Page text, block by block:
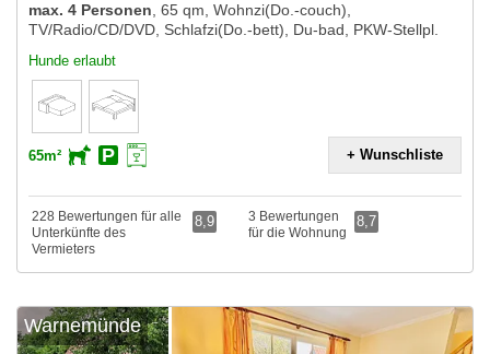
max. 4 Personen 65 qm, Wohnzi(Do.-couch),
TV/Radio/CD/DVD, Schlafzi(Do.-bett), Du-bad, PKW-Stellpl.
Hunde erlaubt
65m² + Wunschliste
228 Bewertungen für alle
Unterkünfte des
Vermieters
8,9
3 Bewertungen
für die Wohnung
8,7
Warnemünde